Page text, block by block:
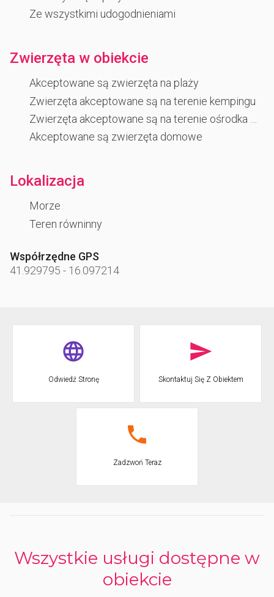
Ze wszystkimi udogodnieniami
Zwierzęta w obiekcie
Akceptowane są zwierzęta na plaży
Zwierzęta akceptowane są na terenie kempingu
Akceptowane są zwierzęta domowe
Lokalizacja
Morze
Teren równinny
Współrzędne GPS
41.929795 - 16.097214
Odwiedź Stronę Skontaktuj Się Z Obiektem
Zadzwoń Teraz
Wszystkie usługi dostępne w
obiekcie